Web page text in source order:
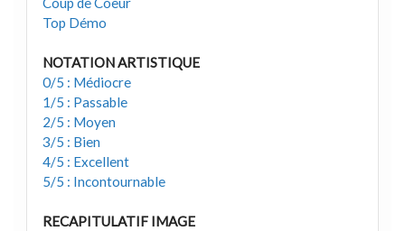
Top Démo
NOTATION ARTISTIQUE
0/5 : Médiocre
1/5 : Passable
2/5 : Moyen
3/5 : Bien
4/5 : Excellent
5/5 : Incontournable
RECAPITULATIF IMAGE